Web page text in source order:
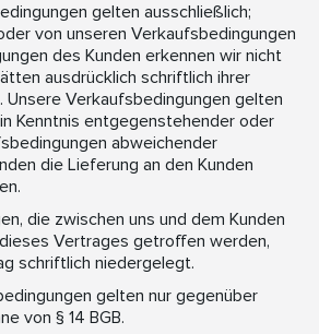
gelten ausschließlich;
von unseren Verkaufsbedingungen
des Kunden erkennen wir nicht
ausdrücklich schriftlich ihrer
Verkaufsbedingungen gelten
Kenntnis entgegenstehender oder
abweichender
die Lieferung an den Kunden
die zwischen uns und dem Kunden
Vertrages getroffen werden,
schriftlich niedergelegt.
gelten nur gegenüber
von § 14 BGB.